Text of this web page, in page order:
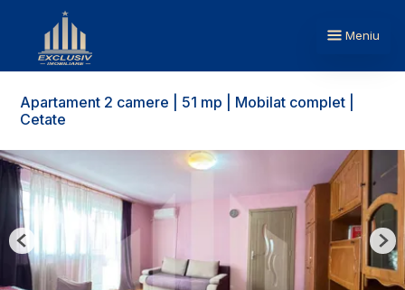
Meniu
Apartament 2 camere | 51 mp | Mobilat complet |
Cetate
Previous